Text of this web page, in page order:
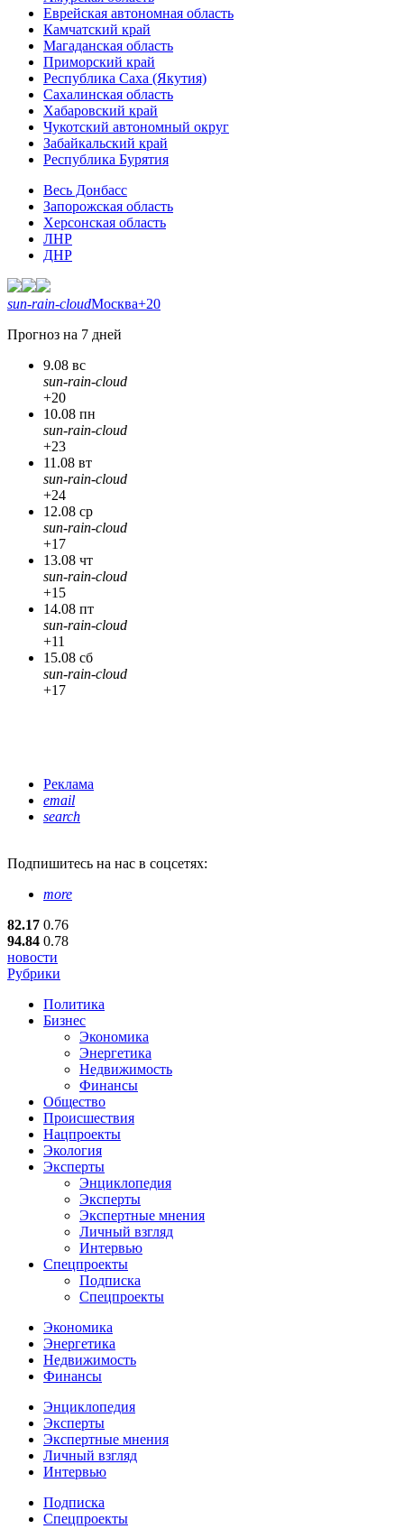
Еврейская автономная область
Камчатский край
Магаданская область
Приморский край
Республика Саха (Якутия)
Сахалинская область
Хабаровский край
Чукотский автономный округ
Забайкальский край
Республика Бурятия
Весь Донбасс
Запорожская область
Херсонская область
ЛНР
ДНР
sun-rain-cloudМосква+20
Прогноз на 7 дней
9.08 вс
sun-rain-cloud
+20
10.08 пн
sun-rain-cloud
+23
11.08 вт
sun-rain-cloud
+24
12.08 ср
sun-rain-cloud
+17
13.08 чт
sun-rain-cloud
+15
14.08 пт
sun-rain-cloud
+11
15.08 сб
sun-rain-cloud
+17
Реклама
email
search
Подпишитесь на нас в соцсетях:
more
82.17 0.76
94.84 0.78
новости
Рубрики
Политика
Бизнес
Экономика
Энергетика
Недвижимость
Финансы
Общество
Происшествия
Нацпроекты
Экология
Эксперты
Энциклопедия
Эксперты
Экспертные мнения
Личный взгляд
Интервью
Спецпроекты
Подписка
Спецпроекты
Экономика
Энергетика
Недвижимость
Финансы
Энциклопедия
Эксперты
Экспертные мнения
Личный взгляд
Интервью
Подписка
Спецпроекты